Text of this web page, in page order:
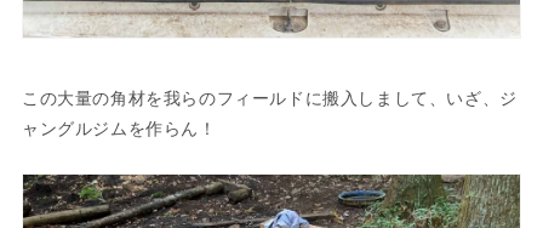
この大量の角材を我らのフィールドに搬入しまして、いざ、ジ
ャングルジムを作らん！